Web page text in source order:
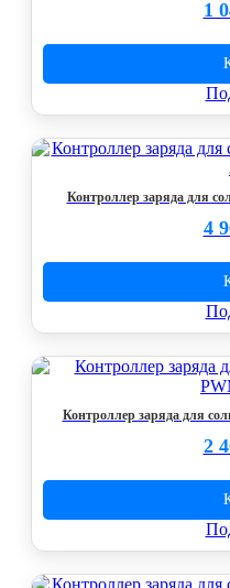
1
Контроллер заряда для
4
Контроллер заряда для
2